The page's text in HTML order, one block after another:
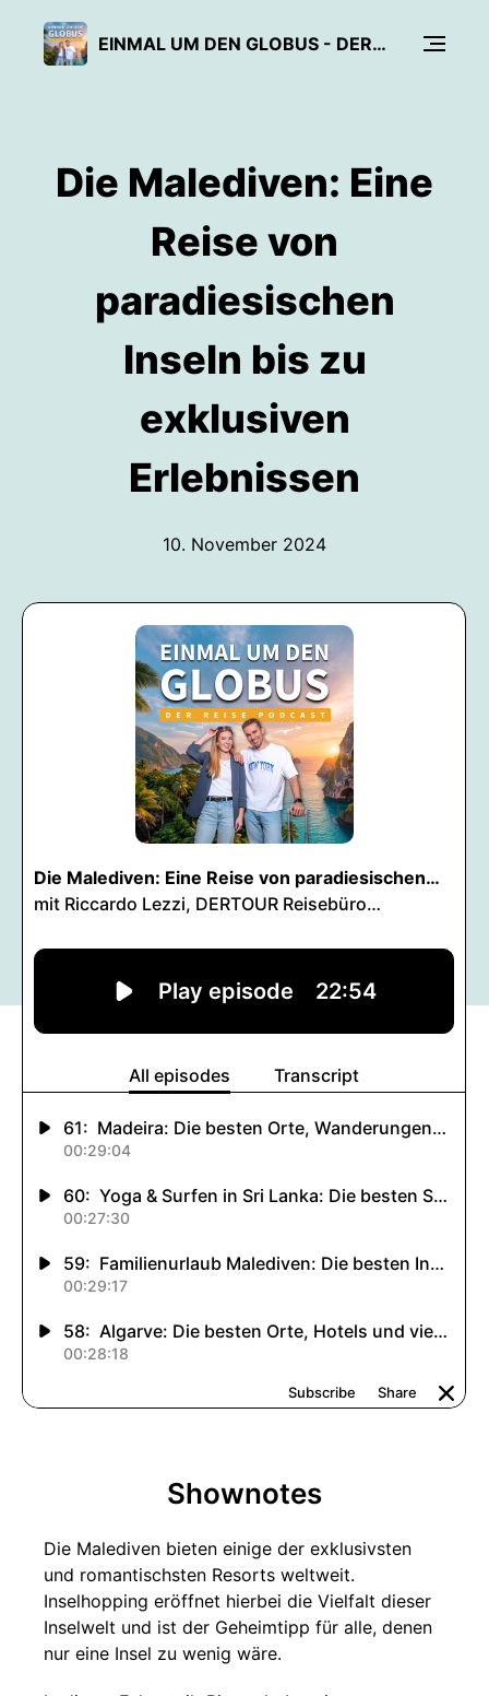
EINMAL UM DEN GLOBUS - DER REISE PODCAST
Die Malediven: Eine
Reise von
paradiesischen
Inseln bis zu
exklusiven
Erlebnissen
10. November 2024
Shownotes
Die Malediven bieten einige der exklusivsten
und romantischsten Resorts weltweit.
Inselhopping eröffnet hierbei die Vielfalt dieser
Inselwelt und ist der Geheimtipp für alle, denen
nur eine Insel zu wenig wäre.